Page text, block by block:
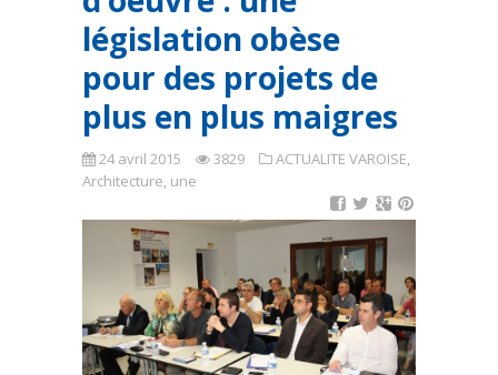
législation obèse
pour des projets de
plus en plus maigres
24 avril 2015 3829 ACTUALITE VAROISE,
Architecture, une